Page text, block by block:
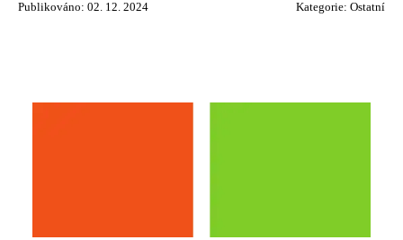
Publikováno: 02. 12. 2024 Kategorie: Ostatní